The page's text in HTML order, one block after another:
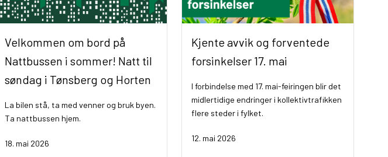
Velkommen om bord på
Nattbussen i sommer! Natt til
søndag i Tønsberg og Horten
La bilen stå, ta med venner og bruk byen.
Ta nattbussen hjem.
18. mai 2026
Kjente avvik og forventede
forsinkelser 17. mai
I forbindelse med 17. mai-feiringen blir det
midlertidige endringer i kollektivtrafikken
flere steder i fylket.
12. mai 2026